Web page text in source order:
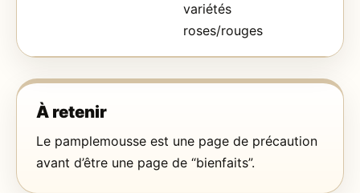
variétés
roses/rouges
À retenir
Le pamplemousse est une page de précaution
avant d’être une page de “bienfaits”.